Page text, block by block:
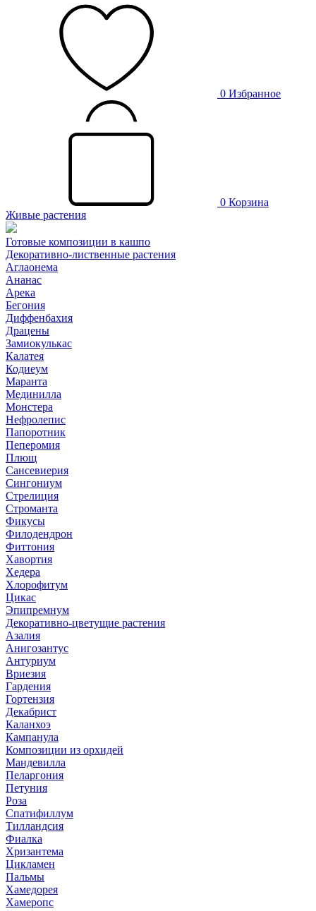
0 Избранное
0 Корзина
Живые растения
Готовые композиции в кашпо
Декоративно-лиственные растения
Аглаонема
Ананас
Арека
Бегония
Диффенбахия
Драцены
Замиокулькас
Калатея
Кодиеум
Маранта
Мединилла
Монстера
Нефролепис
Папоротник
Пеперомия
Плющ
Сансевиерия
Сингониум
Стрелиция
Строманта
Фикусы
Филодендрон
Фиттония
Хавортия
Хедера
Хлорофитум
Цикас
Эпипремнум
Декоративно-цветущие растения
Азалия
Анигозантус
Антуриум
Вриезия
Гардения
Гортензия
Декабрист
Каланхоэ
Кампанула
Композиции из орхидей
Мандевилла
Пеларгония
Петуния
Роза
Спатифиллум
Тилландсия
Фиалка
Хризантема
Цикламен
Пальмы
Хамедорея
Хамеропс